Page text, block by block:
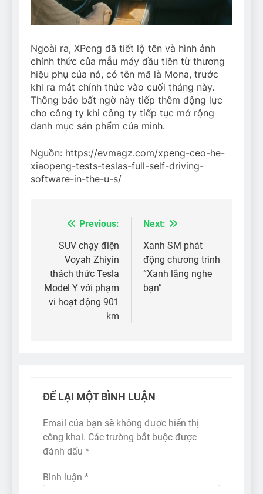
Ngoài ra, XPeng đã tiết lộ tên và hình ảnh
chính thức của mẫu máy đầu tiên từ thương
hiệu phụ của nó, có tên mã là Mona, trước
khi ra mắt chính thức vào cuối tháng này.
Thông báo bất ngờ này tiếp thêm động lực
cho công ty khi công ty tiếp tục mở rộng
danh mục sản phẩm của mình.
Nguồn: https://evmagz.com/xpeng-ceo-he-
xiaopeng-tests-teslas-full-self-driving-
software-in-the-u-s/
Điều
hướng
bài
viết
Previous:
SUV chạy điện
Voyah Zhiyin
thách thức Tesla
Model Y với phạm
vi hoạt động 901
km
Next:
Xanh SM phát
động chương trình
“Xanh lắng nghe
bạn”
ĐỂ LẠI MỘT BÌNH LUẬN
Email của bạn sẽ không được hiển thị
công khai. Các trường bắt buộc được
đánh dấu *
Bình luận *